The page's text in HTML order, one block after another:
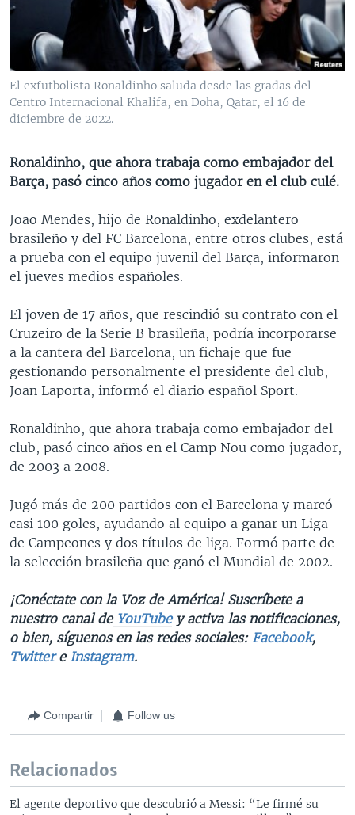
VENEZUELA
BRASIL
NICARAGUA
ECONOMÍA
ENTRETENIMIENTO Y CULTURA
TECNOLOGÍA
DEPORTES
MULTIMEDIA
VIDEOS
FOTOGRAFÍA
AUDIOS
PROGRAMAS TV
EL MUNDO AL DÍA
FORO INTERAMERICANO
LAS CLAVES
PANORAMA
RADIO
AVANCE INFORMATIVO
BUENOS DÍAS AMÉRICA
ESTADOS UNIDOS AL DÍA
EL MUNDO AL DÍA [RADIO]
FORO [RADIO]
DEPORTIVO INTERNACIONAL
ENTRETENIMIENTO
DIRECT
Learning English
SÍGANOS
Idiomas
El exfutbolista Ronaldinho saluda desde las gradas del
Centro Internacional Khalifa, en Doha, Qatar, el 16 de
diciembre de 2022.
Ronaldinho, que ahora trabaja como embajador del
Barça, pasó cinco años como jugador en el club culé.
Joao Mendes, hijo de Ronaldinho, exdelantero
brasileño y del FC Barcelona, entre otros clubes, está
a prueba con el equipo juvenil del Barça, informaron
el jueves medios españoles.
El joven de 17 años, que rescindió su contrato con el
Cruzeiro de la Serie B brasileña, podría incorporarse
a la cantera del Barcelona, un fichaje que fue
gestionando personalmente el presidente del club,
Joan Laporta, informó el diario español Sport.
Ronaldinho, que ahora trabaja como embajador del
club, pasó cinco años en el Camp Nou como jugador,
de 2003 a 2008.
Jugó más de 200 partidos con el Barcelona y marcó
casi 100 goles, ayudando al equipo a ganar un Liga
de Campeones y dos títulos de liga. Formó parte de
la selección brasileña que ganó el Mundial de 2002.
¡Conéctate con la Voz de América! Suscríbete a
nuestro canal deYouTubey activa las notificaciones,
o bien, síguenos en las redes sociales: Facebook,
Twittere Instagram.
Compartir Follow us
Relacionados
El agente deportivo que descubrió a Messi: “Le firmé su